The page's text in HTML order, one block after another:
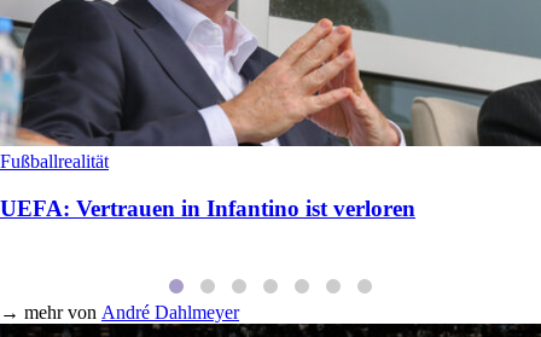
Fußballrealität
UEFA: Vertrauen in Infantino ist verloren
→ mehr von André Dahlmeyer